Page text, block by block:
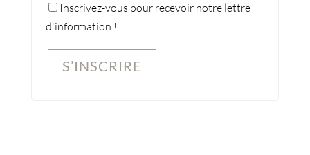
Inscrivez-vous pour recevoir notre lettre
d'information !
S’INSCRIRE